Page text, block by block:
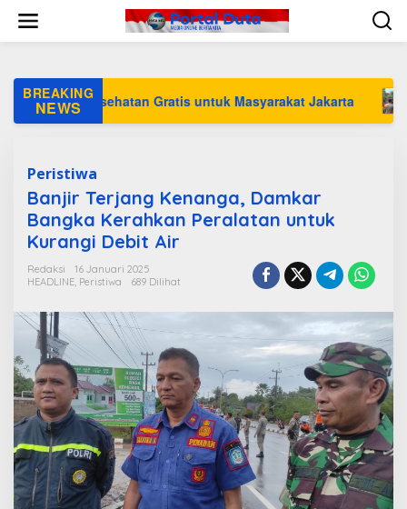
w
BREAKING
NEWS
Kesehatan Gratis untuk Masyarakat Jakarta Polisi
Peristiwa
Banjir Terjang Kenanga, Damkar
Bangka Kerahkan Peralatan untuk
Kurangi Debit Air
Redaksi
16 Januari 2025
HEADLINE, Peristiwa 689 Dilihat